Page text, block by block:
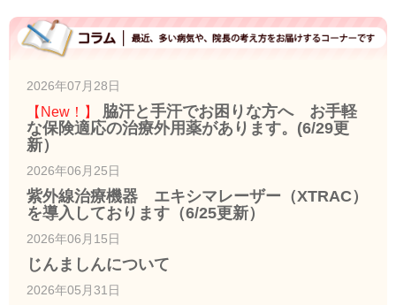
2026年07月28日
【New！】
脇汗と手汗でお困りな方へ お手軽
な保険適応の治療外用薬があります。(6/29更
新）
2026年06月25日
紫外線治療機器 エキシマレーザー（XTRAC）
を導入しております（6/25更新）
2026年06月15日
じんましんについて
2026年05月31日